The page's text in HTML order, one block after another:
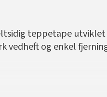
teppetape
vedheft og enkel